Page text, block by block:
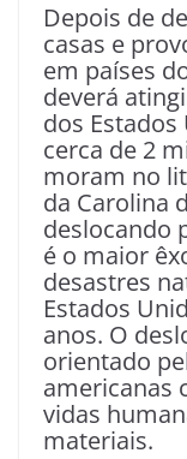
Depois de
casas e
em países
deverá
dos Estados
cerca de 2
moram no
da Carolina
deslocando
é o maior
desastres
Estados
anos. O
orientado
americanas
vidas
materiais.